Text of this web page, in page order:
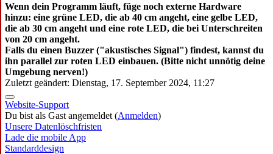
Wenn dein Programm läuft, füge noch externe Hardware
hinzu: eine grüne LED, die ab 40 cm angeht, eine gelbe LED,
die ab 30 cm angeht und eine rote LED, die bei Unterschreiten
von 20 cm angeht.
Falls du einen Buzzer ("akustisches Signal") findest, kannst du
ihn parallel zur roten LED einbauen. (Bitte nicht unnötig deine
Umgebung nerven!)
Zuletzt geändert: Dienstag, 17. September 2024, 11:27
Website-Support
Du bist als Gast angemeldet (Anmelden)
Unsere Datenlöschfristen
Lade die mobile App
Standarddesign